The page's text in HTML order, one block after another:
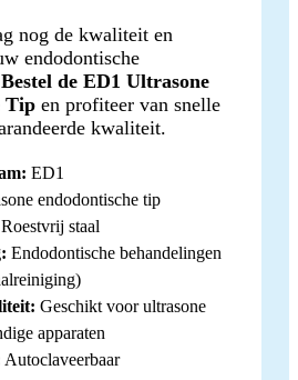
nog de kwaliteit en
endodontische
Bestel de ED1 Ultrasone
Tip en profiteer van snelle
kwaliteit.
ED1
endodontische tip
Roestvrij staal
Endodontische behandelingen
Geschikt voor ultrasone
apparaten
Autoclaveerbaar